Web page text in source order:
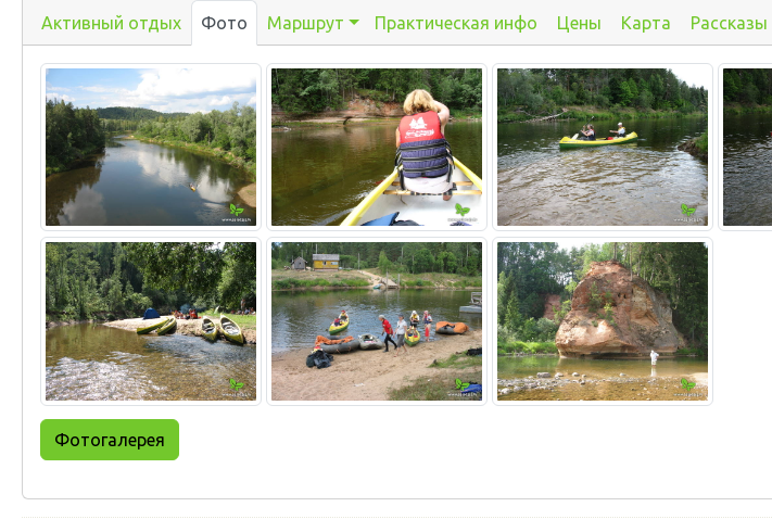
Активный отдых Фото Маршрут Практическая инфо Цены Карта Рассказы
Фотогалерея